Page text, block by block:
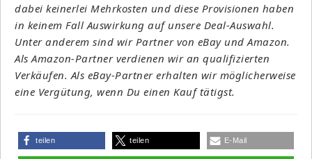
dabei keinerlei Mehrkosten und diese Provisionen haben
in keinem Fall Auswirkung auf unsere Deal-Auswahl.
Unter anderem sind wir Partner von eBay und Amazon.
Als Amazon-Partner verdienen wir an qualifizierten
Verkäufen. Als eBay-Partner erhalten wir möglicherweise
eine Vergütung, wenn Du einen Kauf tätigst.
teilen teilen E-Mail